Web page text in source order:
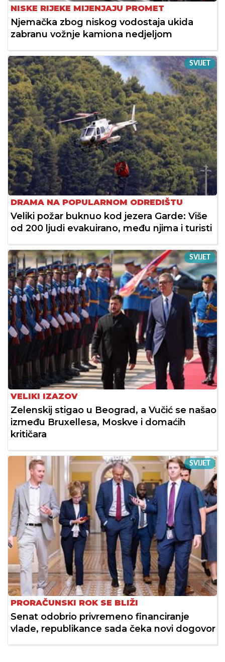
NISKE RIJEKE MIJENJAJU PROMET
Njemačka zbog niskog vodostaja ukida
zabranu vožnje kamiona nedjeljom
SVIJET
DRAMA NA POPULARNOM ODREDIŠTU
Veliki požar buknuo kod jezera Garde: Više
od 200 ljudi evakuirano, među njima i turisti
SVIJET
VELIKI IZAZOV
Zelenskij stigao u Beograd, a Vučić se našao
između Bruxellesa, Moskve i domaćih
kritičara
SVIJET
PRORAČUNSKI ROK SE BLIŽI
Senat odobrio privremeno financiranje
vlade, republikance sada čeka novi dogovor